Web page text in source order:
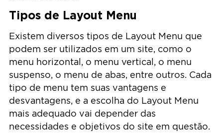
Tipos de Layout Menu
Existem diversos tipos de Layout Menu que
podem ser utilizados em um site, como o
menu horizontal, o menu vertical, o menu
suspenso, o menu de abas, entre outros. Cada
tipo de menu tem suas vantagens e
desvantagens, e a escolha do Layout Menu
mais adequado vai depender das
necessidades e objetivos do site em questão.